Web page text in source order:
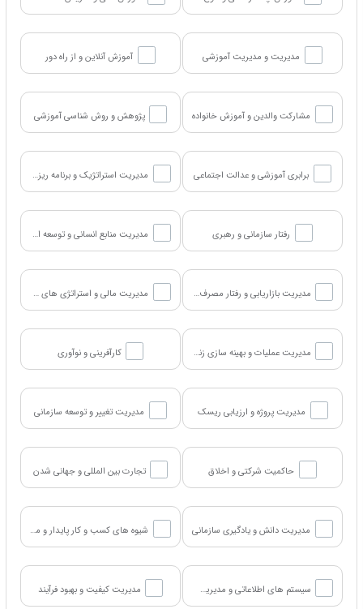
مدیریت و مدیریت آموزشی آموزش آنلاین و از راه دور
مشارکت والدین و آموزش خانواده پژوهش و روش شناسی آموزشی
برابری آموزشی و عدالت اجتماعی مدیریت استراتژیک و برنامه ریزی کسب و کار
رفتار سازمانی و رهبری مدیریت منابع انسانی و توسعه استعدادها
مدیریت بازاریابی و رفتار مصرف کننده مدیریت مالی و استراتژی های سرمایه گذاری
مدیریت عملیات و بهینه سازی زنجیره تامین کارآفرینی و نوآوری
مدیریت پروژه و ارزیابی ریسک مدیریت تغییر و توسعه سازمانی
حاکمیت شرکتی و اخلاق تجارت بین المللی و جهانی شدن
مدیریت دانش و یادگیری سازمانی شیوه های کسب و کار پایدار و مسئولیت اجتماعی شرکت
سیستم های اطلاعاتی و مدیریت فناوری مدیریت کیفیت و بهبود فرآیند